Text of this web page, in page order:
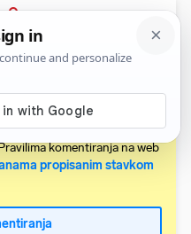
PRIJAVA
Relevantni
članke obvezan je
komentiranja na web
propisanim stavkom